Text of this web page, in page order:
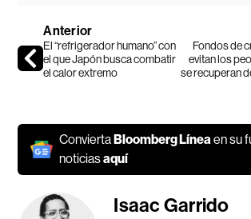
Anterior
El “refrigerador humano” con
el que Japón busca combatir
el calor extremo
Fondos de
evitan los
se recuperan
ConviertaBloomberg Líneaen su
noticiasaquí
Isaac Garrido